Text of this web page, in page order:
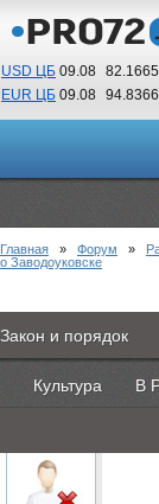
USD ЦБ 09.08 82.1665
EUR ЦБ 09.08 94.8366
По
Главная
Каталоги 9PS
Закон и порядок
Культура В
Главная » Форум »
о Заводоуковске
получить
- 19 августа 2015,
oblachkovoe